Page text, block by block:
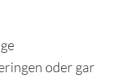
oder gar